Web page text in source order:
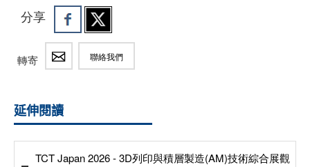
分享
轉寄 聯絡我們
延伸閱讀
TCT Japan 2026 - 3D列印與積層製造(AM)技術綜合展觀